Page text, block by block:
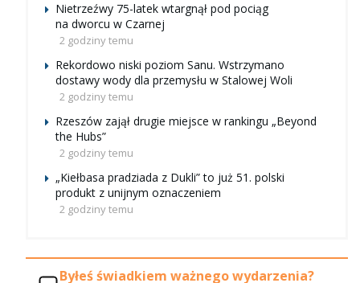
Nietrzeźwy 75-latek wtargnął pod pociąg
na dworcu w Czarnej
2 godziny temu
Rekordowo niski poziom Sanu. Wstrzymano
dostawy wody dla przemysłu w Stalowej Woli
2 godziny temu
Rzeszów zajął drugie miejsce w rankingu „Beyond
the Hubs”
2 godziny temu
„Kiełbasa pradziada z Dukli” to już 51. polski
produkt z unijnym oznaczeniem
2 godziny temu
Byłeś świadkiem ważnego wydarzenia?